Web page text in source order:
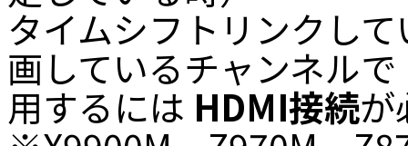
タイムシフトリンクし
画しているチャンネル
用するには HDMI接続が